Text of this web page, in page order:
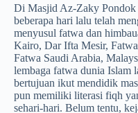
Di Masjid Az-Zaky Pondok
beberapa hari lalu telah
menyusul fatwa dan
Kairo, Dar Ifta Mesir,
Fatwa Saudi Arabia,
lembaga fatwa dunia Islam
bertujuan ikut mendidik
pun memiliki literasi fiqh
sehari-hari. Belum tentu,